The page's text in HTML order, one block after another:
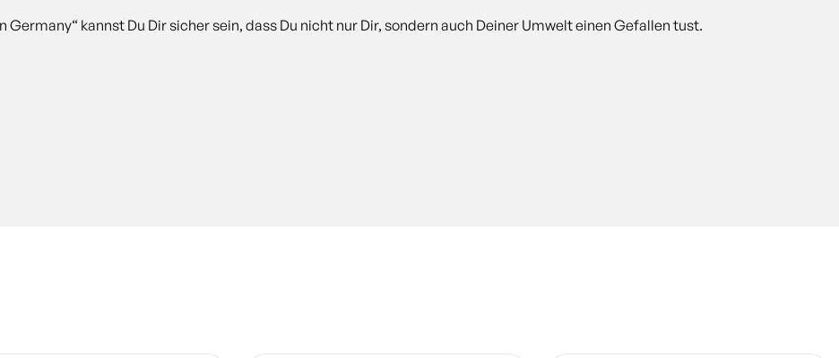
kannst Du Dir sicher sein, dass Du nicht nur Dir, sondern auch Deiner Umwelt einen Gefallen tust.